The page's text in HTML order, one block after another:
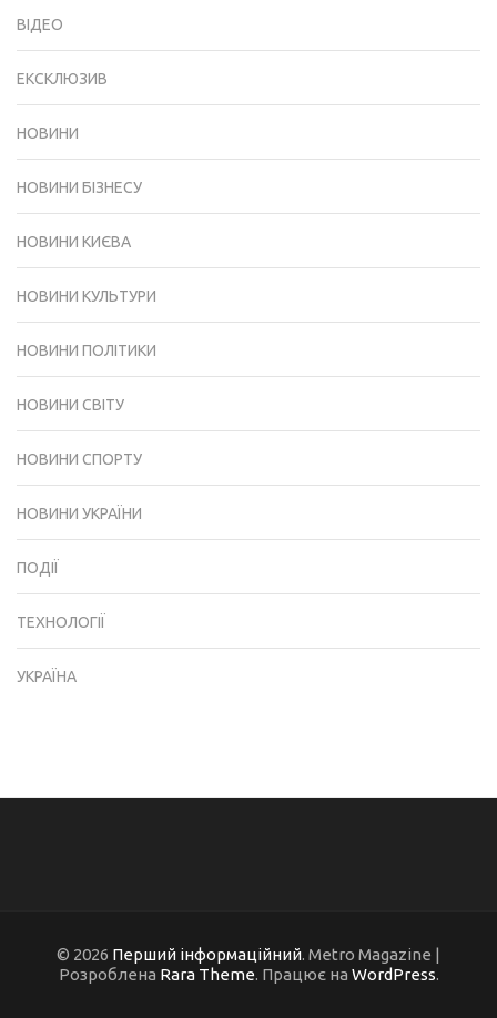
ВІДЕО
ЕКСКЛЮЗИВ
НОВИНИ
НОВИНИ БІЗНЕСУ
НОВИНИ КИЄВА
НОВИНИ КУЛЬТУРИ
НОВИНИ ПОЛІТИКИ
НОВИНИ СВІТУ
НОВИНИ СПОРТУ
НОВИНИ УКРАЇНИ
ПОДІЇ
ТЕХНОЛОГІЇ
УКРАЇНА
© 2026 Перший інформаційний. Metro Magazine |
Розроблена Rara Theme. Працює на WordPress.